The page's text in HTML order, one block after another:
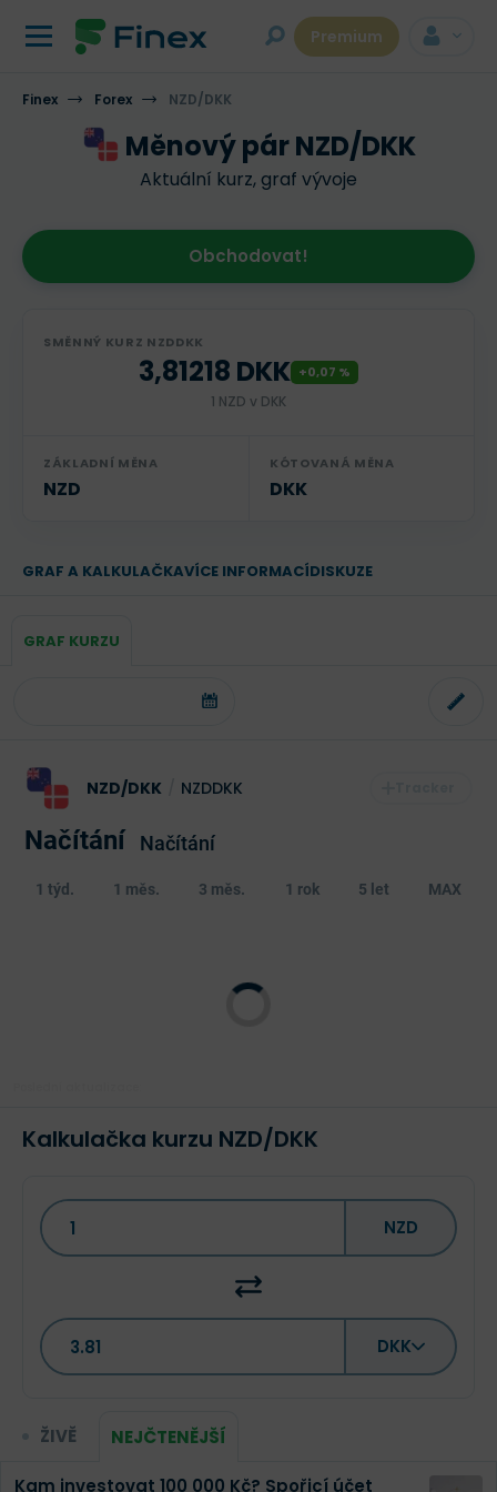
Premium
Finex Forex NZD/DKK
Měnový pár NZD/DKK
Aktuální kurz, graf vývoje
Obchodovat!
SMĚNNÝ KURZ NZDDKK
3,81218 DKK +0,07 %
1 NZD v DKK
ZÁKLADNÍ MĚNA
NZD
KÓTOVANÁ MĚNA
DKK
GRAF A KALKULAČKAVÍCE INFORMACÍDISKUZE
GRAF KURZU
NZD/DKK NZDDKK
Načítání Načítání
1 týd. 1 měs. 3 měs. 1 rok 5 let MAX
Kalkulačka kurzu NZD/DKK
NZD
DKK
ŽIVĚ NEJČTENĚJŠÍ
Kam investovat 100 000 Kč? Spořicí účet